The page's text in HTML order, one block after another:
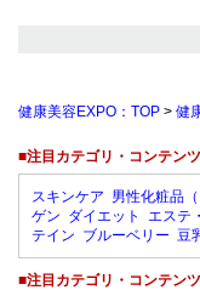
健康美容EXPO：TOP > 健
■注目カテゴリ・コンテンツ
スキンケア 男性化粧品（
ゲン ダイエット エステ
テイン ブルーベリー 豆
■注目カテゴリ・コンテンツ